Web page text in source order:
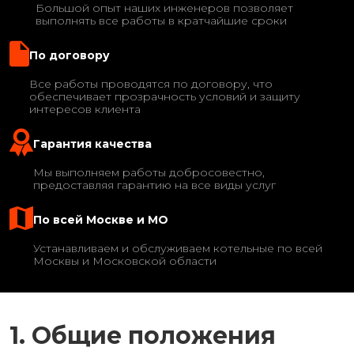
Большой опыт наших инженеров позволяет
выполнять все работы в кратчайшие сроки
По договору
Все работы проводятся по договору, что
обеспечивает прозрачность условий и защиту
интересов клиента
Гарантия качества
Мы выполняем работы добросовестно,
предоставляя гарантию на все виды услуг
По всей Москве и МО
Устанавливаем и обслуживаем котельные по всей
Москвы и Московской области
1. Общие положения